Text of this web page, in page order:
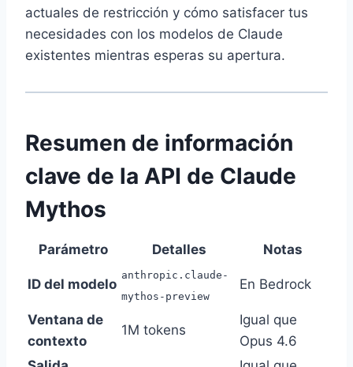
actuales de restricción y cómo satisfacer tus
necesidades con los modelos de Claude
existentes mientras esperas su apertura.
Resumen de información
clave de la API de Claude
Mythos
Parámetro Detalles Notas
ID del modelo
anthropic.claude-
mythos-preview
En Bedrock
Ventana de
contexto
1M tokens
Igual que
Opus 4.6